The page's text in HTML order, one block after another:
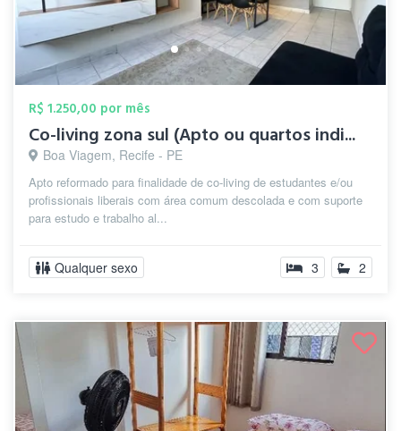
R$ 1.250,00 por mês
Co-living zona sul (Apto ou quartos indi...
Boa Viagem, Recife - PE
Apto reformado para finalidade de co-living de estudantes e/ou
profissionais liberais com área comum descolada e com suporte
para estudo e trabalho al...
Qualquer sexo 3 2